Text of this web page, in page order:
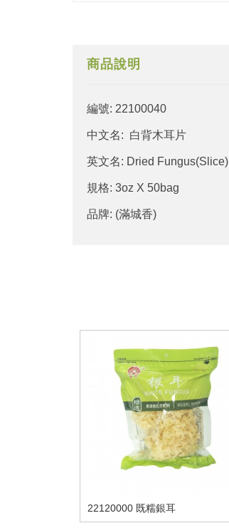
商品說明
編號: 22100040
中文名: 白背木耳片
英文名: Dried Fungus(Slice)
規格: 3oz X 50bag
品牌: (滿城香)
22120000 既糯銀耳